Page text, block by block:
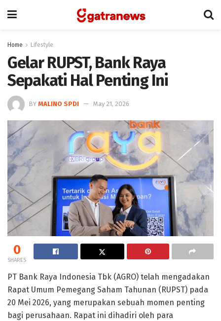
Home Lifestyle
Gelar RUPST, Bank Raya
Sepakati Hal Penting Ini
BY MALINO SPDI May 21, 2026
0
SHARES
PT Bank Raya Indonesia Tbk (AGRO) telah mengadakan
Rapat Umum Pemegang Saham Tahunan (RUPST) pada
20 Mei 2026, yang merupakan sebuah momen penting
bagi perusahaan. Rapat ini dihadiri oleh para